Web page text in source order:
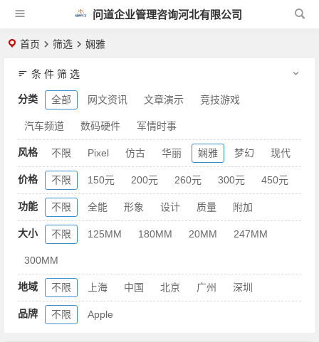
问道企业管理咨询河北有限公司
首页 筛选 娴雅
条 件 筛 选
分类 全部 网文资讯 文章演示 竞技游戏
汽车频道 数码硬件 军情时事
风格 不限 Pixel 仿古 华丽 娴雅 梦幻 现代
价格 不限 150元 200元 260元 300元 450元
功能 不限 全能 形象 设计 质量 附加
大小 不限 125MM 180MM 20MM 247MM
300MM
地域 不限 上海 中国 北京 广州 深圳
品牌 不限 Apple